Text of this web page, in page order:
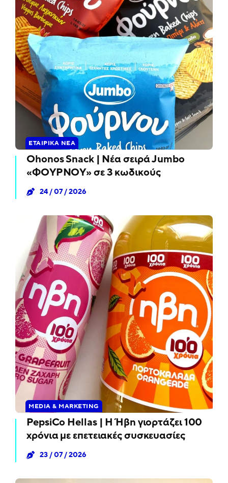
ΕΤΑΙΡΙΚΆ ΝΈΑ
Ohonos Snack | Νέα σειρά Jumbo
«ΦΟΥΡΝΟΥ» σε 3 κωδικούς
24 / 07 / 2026
MEDIA & MARKETING
PepsiCo Hellas | Η Ήβη γιορτάζει 100
χρόνια με επετειακές συσκευασίες
23 / 07 / 2026